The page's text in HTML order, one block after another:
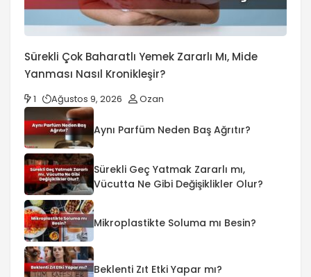
Sürekli Çok Baharatlı Yemek Zararlı Mı, Mide
Yanması Nasıl Kronikleşir?
1 Ağustos 9, 2026 Ozan
Aynı Parfüm Neden Baş Ağrıtır?
Sürekli Geç Yatmak Zararlı mı,
Vücutta Ne Gibi Değişiklikler Olur?
Mikroplastikte Soluma mı Besin?
Beklenti Zıt Etki Yapar mı?